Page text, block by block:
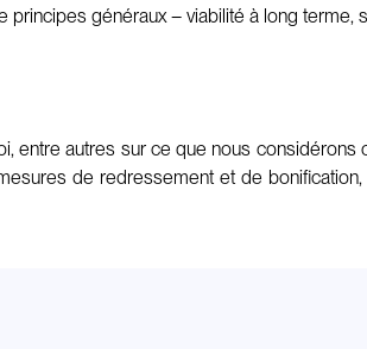
principes généraux – viabilité à long terme,
entre autres sur ce que nous considérons
de redressement et de